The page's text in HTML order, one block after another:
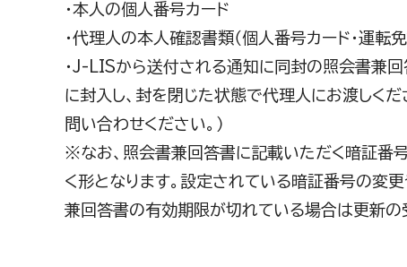
・本人の個人番号カード
・代理人の本人確認書類（個人番号カード・運
・J-LISから送付される通知に同封の照会書兼
に封入し、封を閉じた状態で代理人にお渡しく
問い合わせください。）
※なお、照会書兼回答書に記載いただく暗証番
く形となります。設定されている暗証番号の変
兼回答書の有効期限が切れている場合は更新の